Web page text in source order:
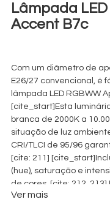
Lâmpada
Accent B7c
Com um diâmetro de
E26/27 convencional, é
lâmpada LED RGBWW
[cite_start]Esta
branca de 2000K a
situação de luz
CRI/TLCI de 95/96
[cite: 211]
(hue), saturação e
de cores. [cite: 212,
regulável (dimmable) de
Ver mais